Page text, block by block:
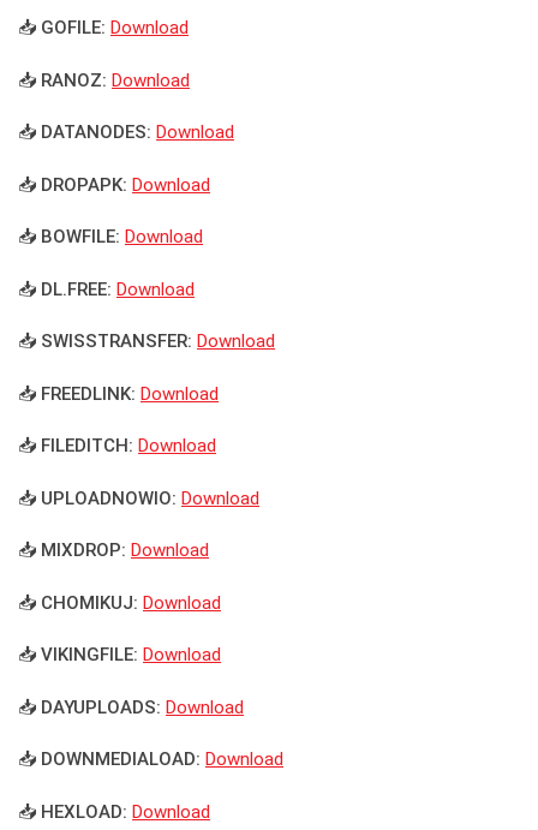
📥 GOFILE: Download
📥 RANOZ: Download
📥 DATANODES: Download
📥 DROPAPK: Download
📥 BOWFILE: Download
📥 DL.FREE: Download
📥 SWISSTRANSFER: Download
📥 FREEDLINK: Download
📥 FILEDITCH: Download
📥 UPLOADNOWIO: Download
📥 MIXDROP: Download
📥 CHOMIKUJ: Download
📥 VIKINGFILE: Download
📥 DAYUPLOADS: Download
📥 DOWNMEDIALOAD: Download
📥 HEXLOAD: Download